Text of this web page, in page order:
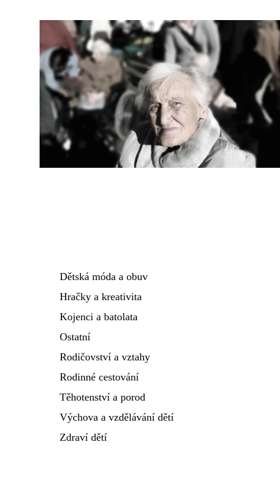
Dětská móda a obuv
Hračky a kreativita
Kojenci a batolata
Ostatní
Rodičovství a vztahy
Rodinné cestování
Těhotenství a porod
Výchova a vzdělávání dětí
Zdraví dětí